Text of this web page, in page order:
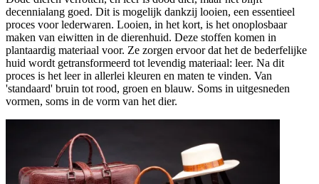
decennialang goed. Dit is mogelijk dankzij looien, een essentieel
proces voor lederwaren. Looien, in het kort, is het onoplosbaar
maken van eiwitten in de dierenhuid. Deze stoffen komen in
plantaardig materiaal voor. Ze zorgen ervoor dat het de bederfelijke
huid wordt getransformeerd tot levendig materiaal: leer. Na dit
proces is het leer in allerlei kleuren en maten te vinden. Van
'standaard' bruin tot rood, groen en blauw. Soms in uitgesneden
vormen, soms in de vorm van het dier.